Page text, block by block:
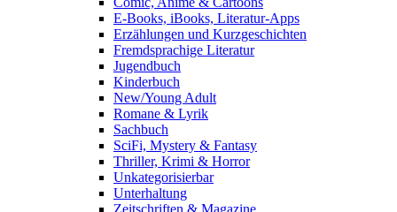
E-Books, iBooks, Literatur-Apps
Erzählungen und Kurzgeschichten
Fremdsprachige Literatur
Jugendbuch
Kinderbuch
New/Young Adult
Romane & Lyrik
Sachbuch
SciFi, Mystery & Fantasy
Thriller, Krimi & Horror
Unkategorisierbar
Unterhaltung
Zeitschriften & Magazine